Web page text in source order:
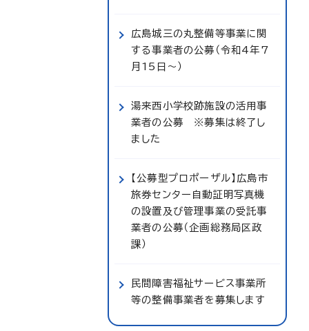
広島城三の丸整備等事業に関
する事業者の公募（令和4年7
月15日～）
湯来西小学校跡施設の活用事
業者の公募 ※募集は終了し
ました
【公募型プロポーザル】広島市
旅券センター自動証明写真機
の設置及び管理事業の受託事
業者の公募（企画総務局区政
課）
民間障害福祉サービス事業所
等の整備事業者を募集します